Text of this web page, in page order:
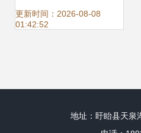
选，匠心铸就金属
更新时间：2026-08-08
01:42:52
地址：盱眙县天泉